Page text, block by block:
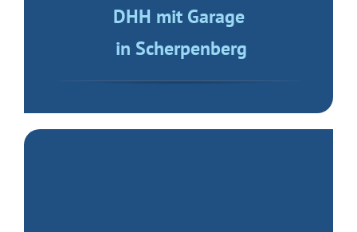
DHH mit Garage
in Scherpenberg